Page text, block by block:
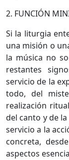
2. FUNCIÓN
Si la liturgia
una misión o
la música no
restantes
servicio de la
todo, del
realización
del canto y de
servicio a la
concreta,
aspectos